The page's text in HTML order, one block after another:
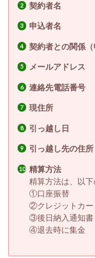
契約者名
申込者名
契約者との関係（
メールアドレス
連絡先電話番号
現住所
引っ越し日
引っ越し先の住所
精算方法
精算方法は、以
①口座振替
②クレジットカー
③後日納入通知書
④退去時に集金